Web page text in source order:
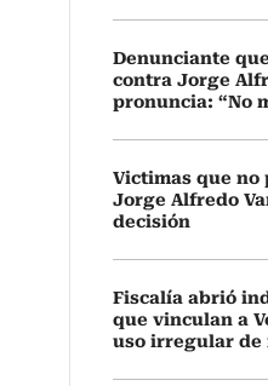
Denunciante
contra Jorge
pronuncia: “No
Victimas que no
Jorge Alfredo
decisión
Fiscalía abrió
que vinculan a
uso irregular de